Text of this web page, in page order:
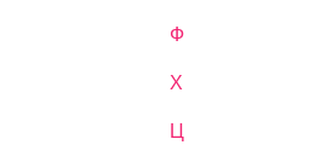
Ф
Х
Ц